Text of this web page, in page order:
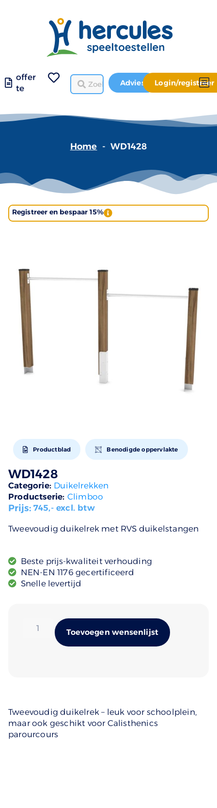
offer
te
Advies Login/registreer
Home - WD1428
Registreer en bespaar 15%
Productblad Benodigde oppervlakte
WD1428
Categorie: Duikelrekken
Productserie: Climboo
Prijs:745,- excl. btw
Tweevoudig duikelrek met RVS duikelstangen
Beste prijs-kwaliteit verhouding
NEN-EN 1176 gecertificeerd
Snelle levertijd
Toevoegen wensenlijst
Tweevoudig duikelrek – leuk voor schoolplein,
maar ook geschikt voor Calisthenics
parourcours